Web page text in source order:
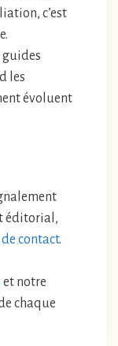
c’est
guides
les
évoluent
éditorial,
contact.
et notre
chaque